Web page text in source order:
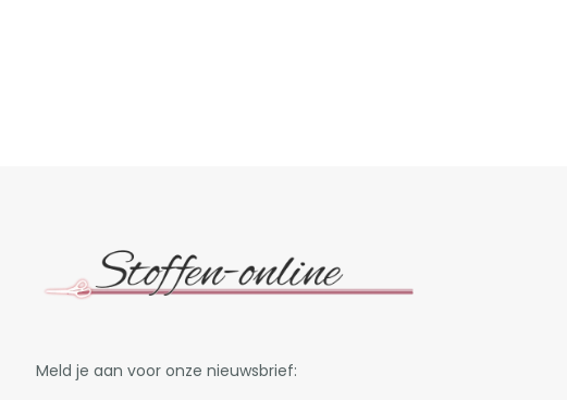
Meld je aan voor onze nieuwsbrief: